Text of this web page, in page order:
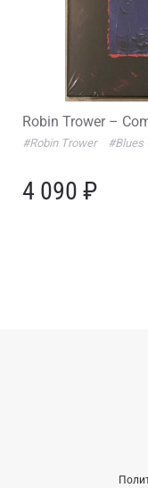
Robin Trower –
#Robin Trower #Blues
4 090 ₽